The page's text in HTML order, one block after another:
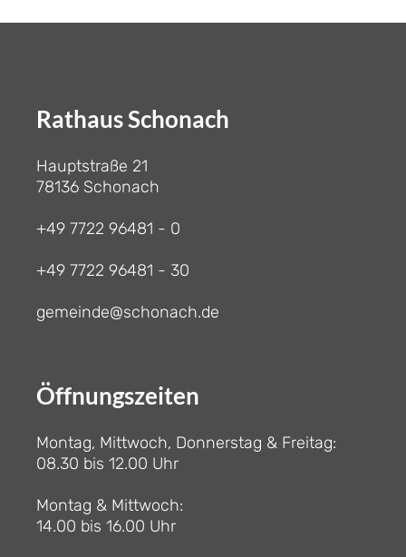
Rathaus Schonach
Hauptstraße 21
78136 Schonach
+49 7722 96481 - 0
+49 7722 96481 - 30
gemeinde@schonach.de
Öffnungszeiten
Montag, Mittwoch, Donnerstag & Freitag:
08.30 bis 12.00 Uhr
Montag & Mittwoch:
14.00 bis 16.00 Uhr